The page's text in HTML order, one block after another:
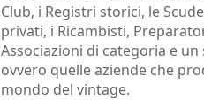
Club, i Registri storici, le
privati, i Ricambisti,
Associazioni di categoria e
ovvero quelle aziende che
mondo del vintage.